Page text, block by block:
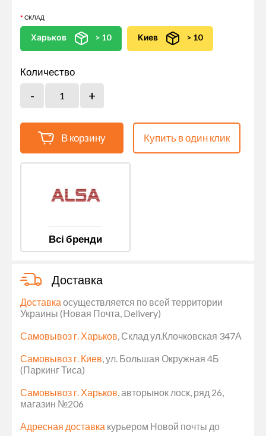
СКЛАД
Харьков > 10 Киев > 10
Количество
В корзину Купить в один клик
Всі бренди
Доставка
Доставка осуществляется по всей территории
Украины (Новая Почта, Delivery)
Самовывоз г. Харьков, Склад ул.Клочковская 347А
Самовывоз г. Киев, ул. Большая Окружная 4Б
(Паркинг Тиса)
Самовывоз г. Харьков, авторынок лоск, ряд 26,
магазин №206
Адресная доставка курьером Новой почты до